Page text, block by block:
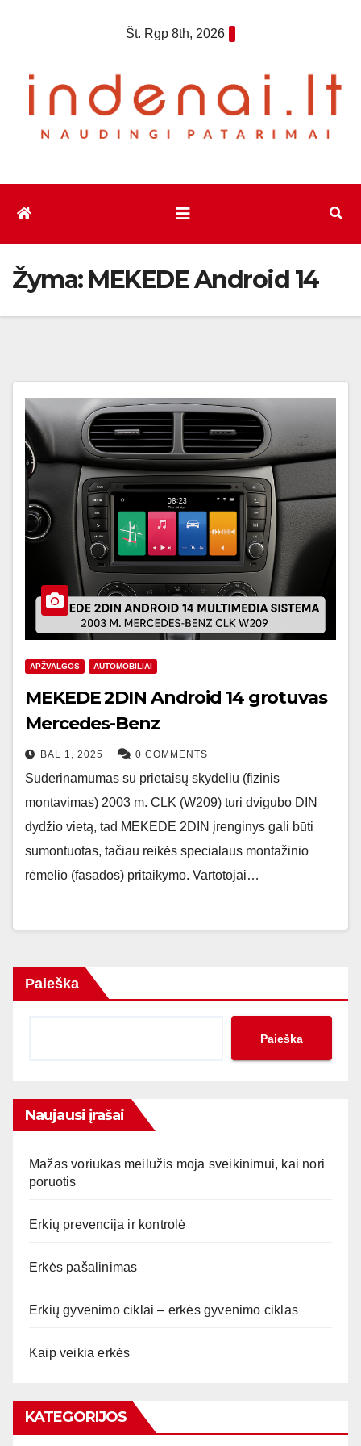
Št. Rgp 8th, 2026
Žyma: MEKEDE Android 14
APŽVALGOS AUTOMOBILIAI
MEKEDE 2DIN Android 14 grotuvas
Mercedes-Benz
BAL 1, 2025 0 COMMENTS
Suderinamumas su prietaisų skydeliu (fizinis
montavimas) 2003 m. CLK (W209) turi dvigubo DIN
dydžio vietą, tad MEKEDE 2DIN įrenginys gali būti
sumontuotas, tačiau reikės specialaus montažinio
rėmelio (fasados) pritaikymo. Vartotojai…
Paieška
Paieška
Naujausi įrašai
Mažas voriukas meilužis moja sveikinimui, kai nori
poruotis
Erkių prevencija ir kontrolė
Erkės pašalinimas
Erkių gyvenimo ciklai – erkės gyvenimo ciklas
Kaip veikia erkės
KATEGORIJOS